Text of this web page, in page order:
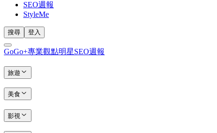
SEO週報
StyleMe
搜尋 登入
GoGo+專業觀點明星SEO週報
旅遊
美食
影視